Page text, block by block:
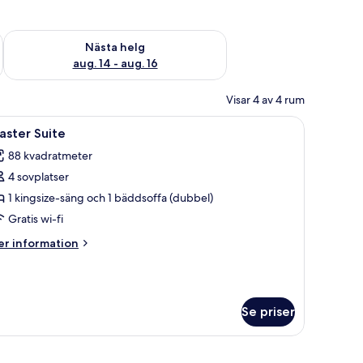
aug. 7 - aug. 9
Nästa helg
aug. 14 - aug. 16
Kontrollera tillgängligheten för nästa helg aug. 14 - aug. 16
Visar 4 av 4 rum
fåtölj i rotting.
stol, en takfläkt och en väggmonterad TV.Ett takförsett utomhusområde med
11 Suite
88 kvadratmeter
4 sovplatser
1 kingsize-säng och 1 bäddsoffa (dubbel)
Gratis wi-fi
information
Se priser